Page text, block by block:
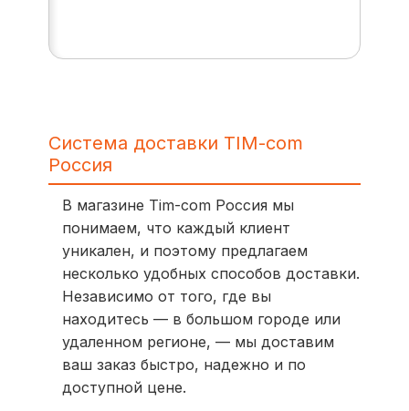
Система доставки TIM-com
Россия
В магазине Tim-com Россия мы
понимаем, что каждый клиент
уникален, и поэтому предлагаем
несколько удобных способов доставки.
Независимо от того, где вы
находитесь — в большом городе или
удаленном регионе, — мы доставим
ваш заказ быстро, надежно и по
доступной цене.